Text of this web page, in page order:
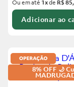
Ou em até 1xde R$
Adicionar ao
8% OFF 🌙